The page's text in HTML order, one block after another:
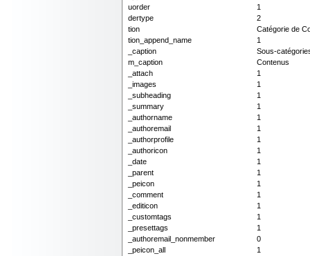
uorder
1
dertype
2
tion
Catégorie de
tion_append_name
1
_caption
Sous-
m_caption
Contenus
_attach
1
_images
1
_subheading
1
_summary
1
_authorname
1
_authoremail
1
_authorprofile
1
_authoricon
1
_date
1
_parent
1
_peicon
1
_comment
1
_editicon
1
_customtags
1
_presettags
1
_authoremail_nonmember
0
_peicon_all
1